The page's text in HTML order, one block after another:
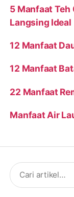
5 Manfaat Teh
Langsing Ideal
12 Manfaat
12 Manfaat
22 Manfaat
Manfaat Air
Search
for: